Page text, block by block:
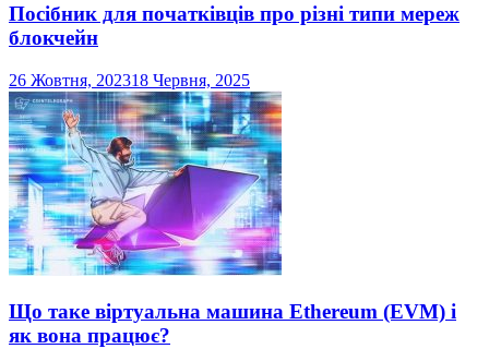
Посібник для початківців про різні типи мереж
блокчейн
26 Жовтня, 202318 Червня, 2025
Що таке віртуальна машина Ethereum (EVM) і
як вона працює?